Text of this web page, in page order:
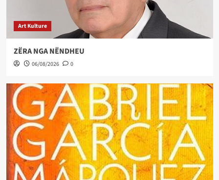
Art Kulture
ZËRA NGA NËNDHEU
06/08/2026 0